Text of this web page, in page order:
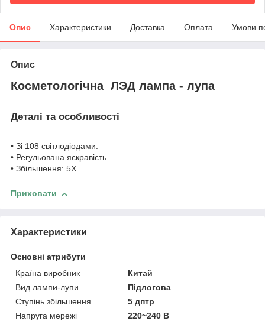
Опис Характеристики Доставка Оплата Умови
Опис
Косметологічна ЛЭД лампа - лупа
Деталі та особливості
• Зі 108 світлодіодами.
• Регульована яскравість.
• Збільшення: 5X.
Приховати
Характеристики
Основні атрибути
Країна виробник
Китай
Вид лампи-лупи
Підлогова
Ступінь збільшення
5 дптр
Напруга мережі
220~240 В